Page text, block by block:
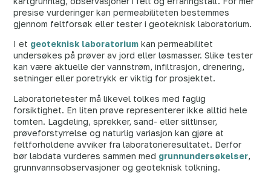
presise vurderinger kan permeabiliteten bestemmes
gjennom feltforsøk eller tester i geoteknisk laboratorium.
I et geoteknisk laboratorium kan permeabilitet
undersøkes på prøver av jord eller løsmasser. Slike tester
kan være aktuelle der vannstrøm, infiltrasjon, drenering,
setninger eller poretrykk er viktig for prosjektet.
Laboratorietester må likevel tolkes med faglig
forsiktighet. En liten prøve representerer ikke alltid hele
tomten. Lagdeling, sprekker, sand- eller siltlinser,
prøveforstyrrelse og naturlig variasjon kan gjøre at
feltforholdene avviker fra laboratorieresultatet. Derfor
bør labdata vurderes sammen med grunnundersøkelser,
grunnvannsobservasjoner og geoteknisk tolkning.